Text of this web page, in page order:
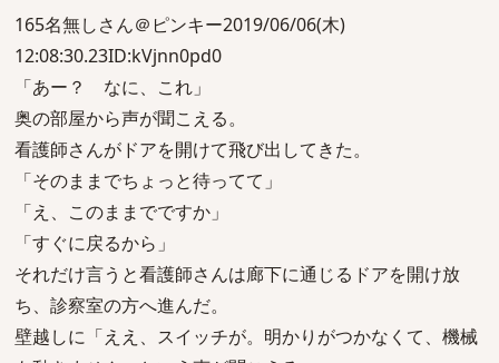
165名無しさん＠ピンキー2019/06/06(木)
12:08:30.23ID:kVjnn0pd0
「あー？ なに、これ」
奥の部屋から声が聞こえる。
看護師さんがドアを開けて飛び出してきた。
「そのままでちょっと待ってて」
「え、このままでですか」
「すぐに戻るから」
それだけ言うと看護師さんは廊下に通じるドアを開け放
ち、診察室の方へ進んだ。
壁越しに「ええ、スイッチが。明かりがつかなくて、機械